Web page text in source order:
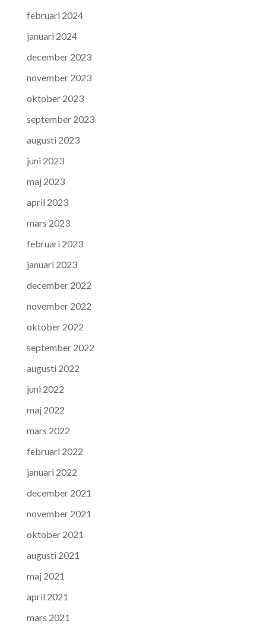
februari 2024
januari 2024
december 2023
november 2023
oktober 2023
september 2023
augusti 2023
juni 2023
maj 2023
april 2023
mars 2023
februari 2023
januari 2023
december 2022
november 2022
oktober 2022
september 2022
augusti 2022
juni 2022
maj 2022
mars 2022
februari 2022
januari 2022
december 2021
november 2021
oktober 2021
augusti 2021
maj 2021
april 2021
mars 2021